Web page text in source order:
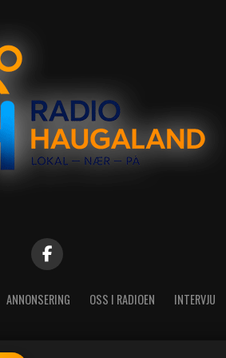
ANNONSERING OSS I RADIOEN INTERVJU